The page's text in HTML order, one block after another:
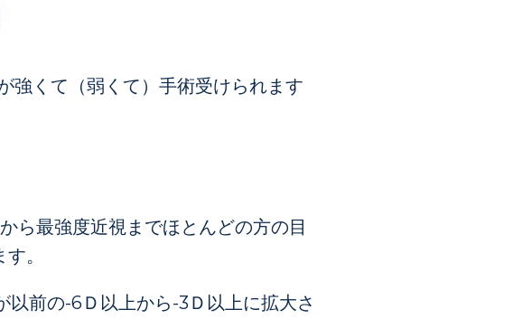
強くて（弱くて）手術受けられます
ら最強度近視までほとんどの方の目
。
前の-6Ｄ以上から-3Ｄ以上に拡大さ